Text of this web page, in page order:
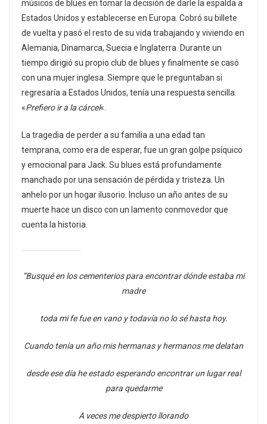
músicos de blues en tomar la decisión de darle la espalda a
Estados Unidos y establecerse en Europa. Cobró su billete
de vuelta y pasó el resto de su vida trabajando y viviendo en
Alemania, Dinamarca, Suecia e Inglaterra. Durante un
tiempo dirigió su propio club de blues y finalmente se casó
con una mujer inglesa. Siempre que le preguntaban si
regresaría a Estados Unidos, tenía una respuesta sencilla.
«Prefiero ir a la cárcel«.
La tragedia de perder a su familia a una edad tan
temprana, como era de esperar, fue un gran golpe psíquico
y emocional para Jack. Su blues está profundamente
manchado por una sensación de pérdida y tristeza. Un
anhelo por un hogar ilusorio. Incluso un año antes de su
muerte hace un disco con un lamento conmovedor que
cuenta la historia.
“Busqué en los cementerios para encontrar dónde estaba mi
madre
toda mi fe fue en vano y todavía no lo sé hasta hoy.
Cuando tenía un año mis hermanas y hermanos me delatan
desde ese día he estado esperando encontrar un lugar real
para quedarme
A veces me despierto llorando